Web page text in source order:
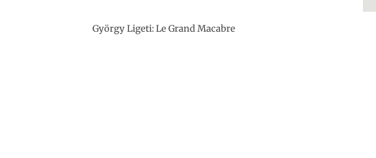
György Ligeti: Le Grand Macabre